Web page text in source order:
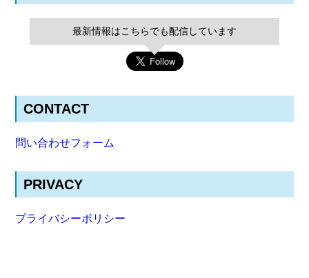
最新情報はこちらでも配信しています
CONTACT
問い合わせフォーム
PRIVACY
プライバシーポリシー